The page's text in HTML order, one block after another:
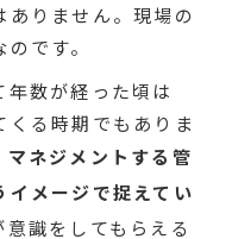
ありません。現場の
です。
数が経った頃は
る時期でもありま
マネジメントする管
メージで捉えてい
識をしてもらえる